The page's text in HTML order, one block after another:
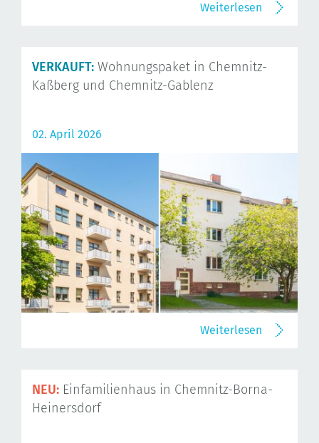
Weiterlesen
VERKAUFT: Wohnungspaket in Chemnitz-
Kaßberg und Chemnitz-Gablenz
02. April 2026
Weiterlesen
NEU: Einfamilienhaus in Chemnitz-Borna-
Heinersdorf